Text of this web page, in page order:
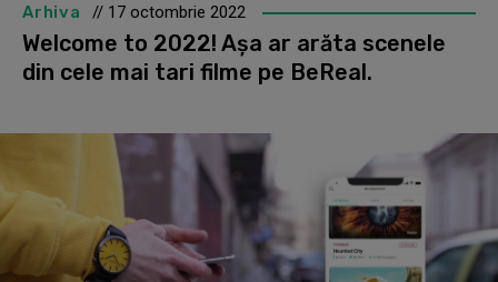
Arhiva // 17 octombrie 2022
Welcome to 2022! Așa ar arăta scenele
din cele mai tari filme pe BeReal.